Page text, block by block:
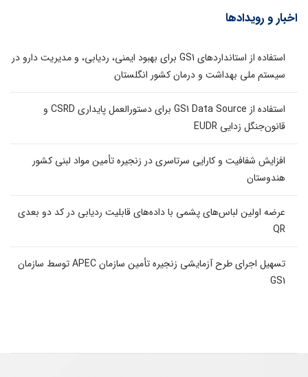
اخبار و رویدادها
استفاده از استانداردهای GS1 برای بهبود ایمنی، ردیابی، و مدیریت دارو در
سیستم ملی بهداشت و درمان کشور انگلستان
استفاده از GS1 Data Source برای دستورالعمل پایداری CSRD و
قانون‌جنگل زدایی EUDR
افزایش شفافیت و کارایی سرتاسری در زنجیره تأمین مواد لبنی کشور
هندوستان
عرضه اولین لباس‌های پشمی با داده‌های قابلیت ردیابی در کد دو بعدی
QR
تسهیل اجرای طرح آزمایشی زنجیره تأمین سازمان APEC توسط سازمان
GS1